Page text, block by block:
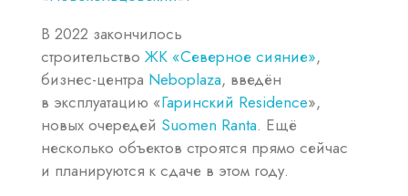
В 2022 закончилось
строительство ЖК «Северное сияние»,
бизнес-центра Neboplaza, введён
в эксплуатацию «Гаринский Residence»,
новых очередей Suomen Ranta. Ещё
несколько объектов строятся прямо сейчас
и планируются к сдаче в этом году.